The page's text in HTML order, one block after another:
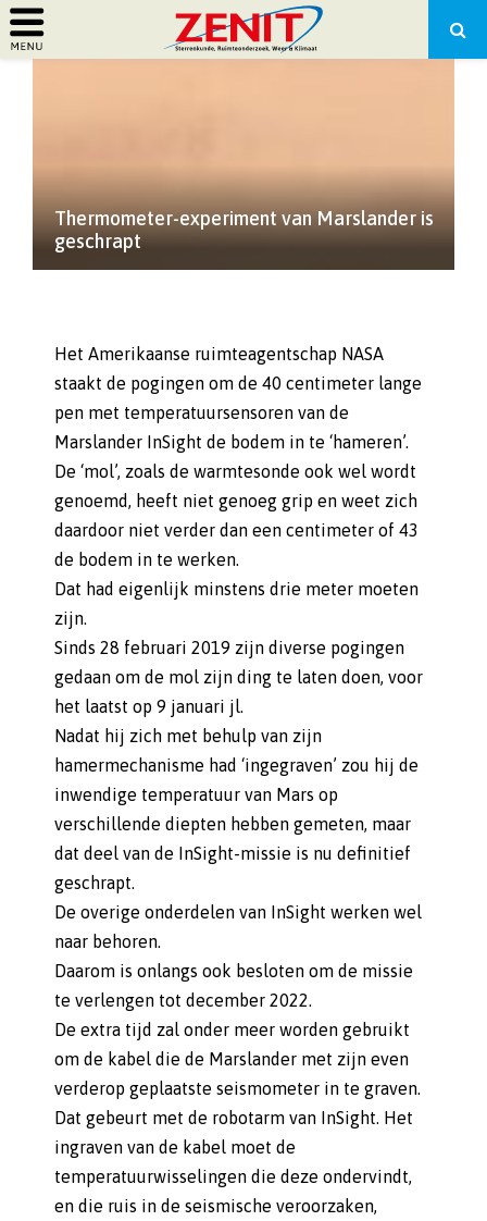
PRIMARY
Thermometer-experiment van Marslander is
geschrapt
Het Amerikaanse ruimteagentschap NASA
staakt de pogingen om de 40 centimeter lange
pen met temperatuursensoren van de
Marslander InSight de bodem in te ‘hameren’.
De ‘mol’, zoals de warmtesonde ook wel wordt
genoemd, heeft niet genoeg grip en weet zich
daardoor niet verder dan een centimeter of 43
de bodem in te werken.
Dat had eigenlijk minstens drie meter moeten
zijn.
Sinds 28 februari 2019 zijn diverse pogingen
gedaan om de mol zijn ding te laten doen, voor
het laatst op 9 januari jl.
Nadat hij zich met behulp van zijn
hamermechanisme had ‘ingegraven’ zou hij de
inwendige temperatuur van Mars op
verschillende diepten hebben gemeten, maar
dat deel van de InSight-missie is nu definitief
geschrapt.
De overige onderdelen van InSight werken wel
naar behoren.
Daarom is onlangs ook besloten om de missie
te verlengen tot december 2022.
De extra tijd zal onder meer worden gebruikt
om de kabel die de Marslander met zijn even
verderop geplaatste seismometer in te graven.
Dat gebeurt met de robotarm van InSight. Het
ingraven van de kabel moet de
temperatuurwisselingen die deze ondervindt,
en die ruis in de seismische veroorzaken,